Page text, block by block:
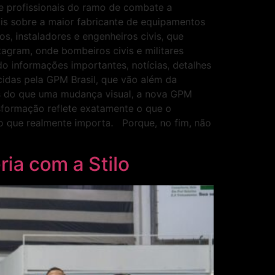
profissionais do ramo de combate a
sobre a maior fabricante de equipamentos
instaladores e engenheiros civis, que
onde bombeiros civis e militares
informações importantes, notícias, detalhes
pela GPM Brasil, que vão além da
que uma mudança visual, a nova GPM
reflete exatamente o que o
que realmente importa. Porque, no fim, não
com a Stilo